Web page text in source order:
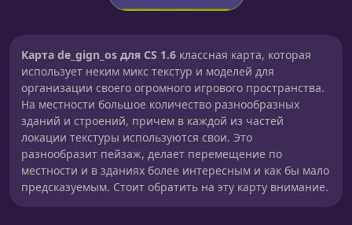
Карта de_gign_os для CS 1.6 классная карта, которая
использует неким микс текстур и моделей для
организации своего огромного игрового пространства.
На местности большое количество разнообразных
зданий и строений, причем в каждой из частей
локации текстуры используются свои. Это
разнообразит пейзаж, делает перемещение по
местности и в зданиях более интересным и как бы мало
предсказуемым. Стоит обратить на эту карту внимание.